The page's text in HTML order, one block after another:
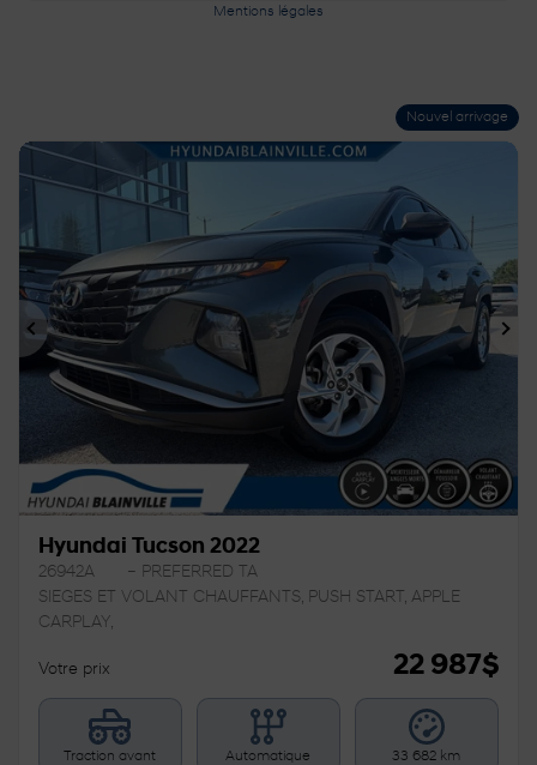
Mentions légales
Nouvel arrivage
Précédent
Hyundai Tucson 2022
26942A
– PREFERRED TA
SIEGES ET VOLANT CHAUFFANTS, PUSH START, APPLE
CARPLAY,
Votre prix 22 987$
Traction avant Automatique 33 682 km